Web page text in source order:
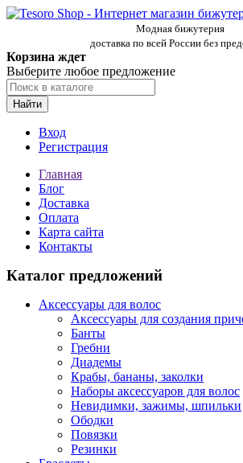
Модная бижутерия
доставка по всей России без
Корзина ждет
Выберите любое предложение
Найти
Вход
Регистрация
Главная
Блог
Доставка
Оплата
Карта сайта
Контакты
Каталог предложений
Аксессуары для волос
Аксессуары для создания
Банты
Гребни
Диадемы
Крабы, бананы, заколки
Наборы аксессуаров для волос
Невидимки, зажимы, шпильки
Ободки
Повязки
Резинки